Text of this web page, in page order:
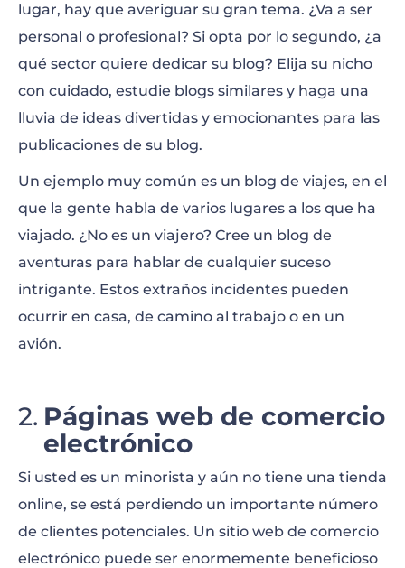
Lo más destacado de cada año
Teorías de conspiración
Meditaciones guiadas y ASMR
Aprendizaje de idiomas
Dominio de nuevas habilidades
Motivación y productividad
Desarrollo personal
Psicología
lugar, hay que averiguar su gran tema. ¿Va a ser
personal o profesional? Si opta por lo segundo, ¿a
qué sector quiere dedicar su blog? Elija su nicho
con cuidado, estudie blogs similares y haga una
lluvia de ideas divertidas y emocionantes para las
publicaciones de su blog.
Un ejemplo muy común es un blog de viajes, en el
que la gente habla de varios lugares a los que ha
viajado. ¿No es un viajero? Cree un blog de
aventuras para hablar de cualquier suceso
intrigante. Estos extraños incidentes pueden
ocurrir en casa, de camino al trabajo o en un
avión.
Páginas web de comercio
electrónico
Si usted es un minorista y aún no tiene una tienda
online, se está perdiendo un importante número
de clientes potenciales. Un sitio web de comercio
electrónico puede ser enormemente beneficioso